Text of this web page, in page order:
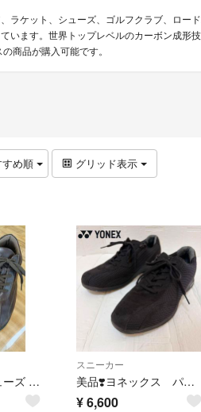
ラケット、シューズ、ゴルフクラブ、ロー
います。世界トップレベルのカーボン成形
商品が購入可能です。
すめ順 グリッド表示
ウォーキングシューズ 軽量 3.5E 幅広
スニーカー
美品❣️ヨネックス パワークッション L30A ウォーキングシューズ
¥6,600